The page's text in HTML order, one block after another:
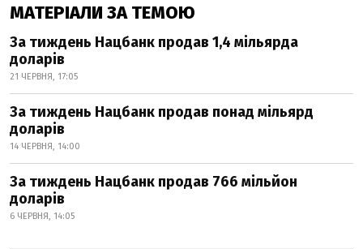
МАТЕРІАЛИ ЗА ТЕМОЮ
За тиждень Нацбанк продав 1,4 мільярда
доларів
21 ЧЕРВНЯ, 17:05
За тиждень Нацбанк продав понад мільярд
доларів
14 ЧЕРВНЯ, 14:00
За тиждень Нацбанк продав 766 мільйон
доларів
6 ЧЕРВНЯ, 14:05